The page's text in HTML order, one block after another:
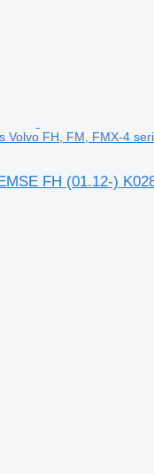
Volvo FH, FM, FMX-4
FH (01.12-)